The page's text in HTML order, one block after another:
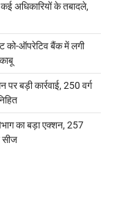
अधिकारियों के तबादले,
को-ऑपरेटिव बैंक में लगी
बड़ी कार्रवाई, 250 वर्ग
का बड़ा एक्शन, 257
सीज